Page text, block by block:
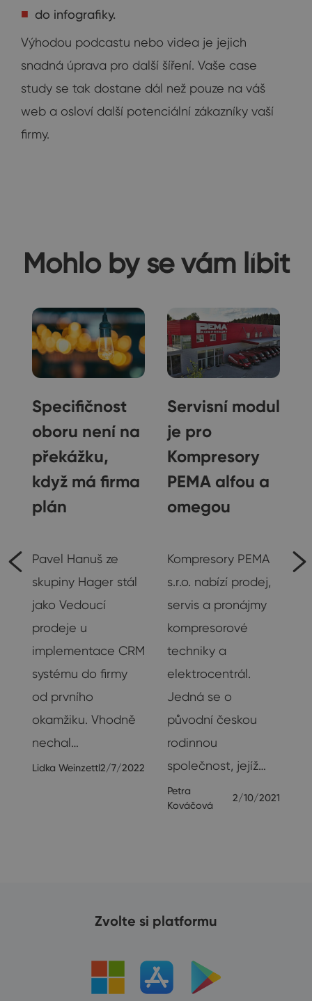
do infografiky.
Výhodou podcastu nebo videa je jejich
snadná úprava pro další šíření. Vaše case
study se tak dostane dál než pouze na váš
web a osloví další potenciální zákazníky vaší
firmy.
Mohlo by se vám líbit
Specifičnost
oboru není na
překážku,
když má firma
plán
Pavel Hanuš ze
skupiny Hager stál
jako Vedoucí
prodeje u
implementace CRM
systému do firmy
od prvního
okamžiku. Vhodně
nechal…
Lidka Weinzettl2/7/2022
Servisní modul
je pro
Kompresory
PEMA alfou a
omegou
Kompresory PEMA
s.r.o. nabízí prodej,
servis a pronájmy
kompresorové
techniky a
elektrocentrál.
Jedná se o
původní českou
rodinnou
společnost, jejíž…
Petra
Kováčová
2/10/2021
Zvolte si platformu